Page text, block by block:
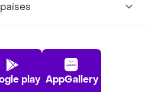
play AppGallery